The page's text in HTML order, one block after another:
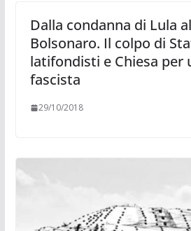
Dalla condanna di Lula
Bolsonaro. Il colpo di
latifondisti e Chiesa per
fascista
29/10/2018